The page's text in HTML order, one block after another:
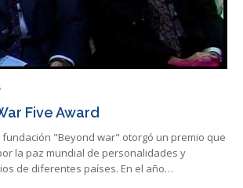
Five Award
fundación "Beyond war" otorgó un premio que
la paz mundial de personalidades y
de diferentes países. En el año…